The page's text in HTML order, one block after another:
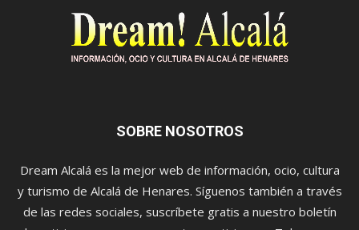
SOBRE NOSOTROS
Dream Alcalá es la mejor web de información, ocio, cultura
y turismo de Alcalá de Henares. Síguenos también a través
de las redes sociales, suscríbete gratis a nuestro boletín